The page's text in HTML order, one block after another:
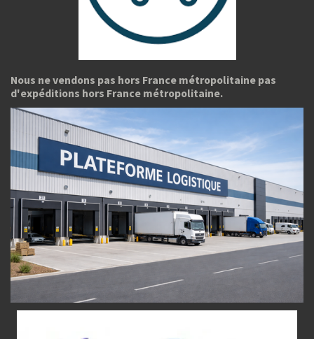
Nous ne vendons pas hors France métropolitaine pas
d'expéditions hors France métropolitaine.